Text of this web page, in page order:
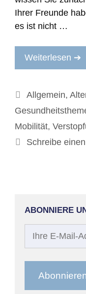
Ihrer Freunde
es ist nicht …
Weiterlesen ➔
Kategorien
Allgemein,
Mobilität,
Schreibe
ABONNIERE